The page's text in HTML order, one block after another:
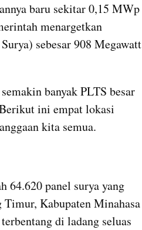
baru sekitar 0,15 MWp
menargetkan
sebesar 908 Megawatt
banyak PLTS besar
ini empat lokasi
kita semua.
64.620 panel surya yang
Kabupaten Minahasa
di ladang seluas